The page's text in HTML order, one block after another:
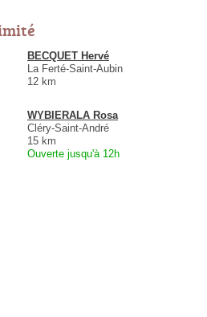
BECQUET Hervé
La Ferté-Saint-Aubin
12 km
WYBIERALA Rosa
Cléry-Saint-André
15 km
Ouverte jusqu'à 12h